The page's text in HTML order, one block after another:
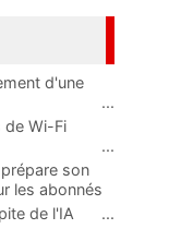
d'une
...
de Wi-Fi
...
son
les abonnés
de l'IA ...